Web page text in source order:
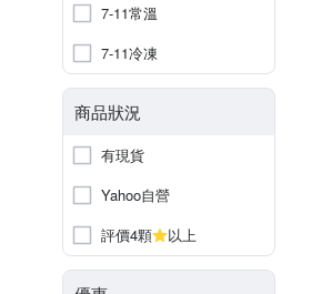
7-11常溫
7-11冷凍
商品狀況
有現貨
Yahoo自營
評價4顆
以上